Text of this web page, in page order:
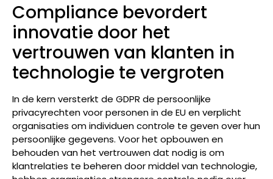
Compliance bevordert
innovatie door het
vertrouwen van klanten in
technologie te vergroten
In de kern versterkt de GDPR de persoonlijke
privacyrechten voor personen in de EU en verplicht
organisaties om individuen controle te geven over hun
persoonlijke gegevens. Voor het opbouwen en
behouden van het vertrouwen dat nodig is om
klantrelaties te beheren door middel van technologie,